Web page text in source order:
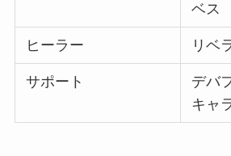
ベス
ヒーラー リベ
サポート
デバ
キャ